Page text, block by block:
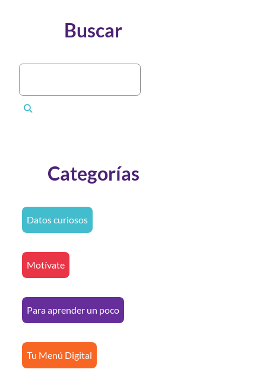
Buscar
Categorías
Datos curiosos
Motívate
Para aprender un poco
Tu Menú Digital